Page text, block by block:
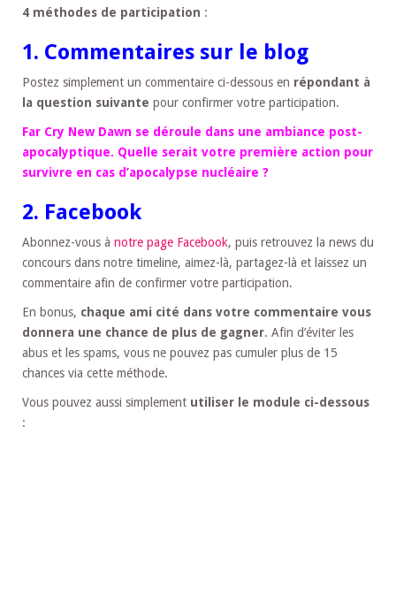
4 méthodes de participation :
1. Commentaires sur le blog
Postez simplement un commentaire ci-dessous en répondant à
la question suivante pour confirmer votre participation.
Far Cry New Dawn se déroule dans une ambiance post-
apocalyptique. Quelle serait votre première action pour
survivre en cas d’apocalypse nucléaire ?
2. Facebook
Abonnez-vous à notre page Facebook, puis retrouvez la news du
concours dans notre timeline, aimez-là, partagez-là et laissez un
commentaire afin de confirmer votre participation.
En bonus, chaque ami cité dans votre commentaire vous
donnera une chance de plus de gagner. Afin d’éviter les
abus et les spams, vous ne pouvez pas cumuler plus de 15
chances via cette méthode.
Vous pouvez aussi simplement utiliser le module ci-dessous
: